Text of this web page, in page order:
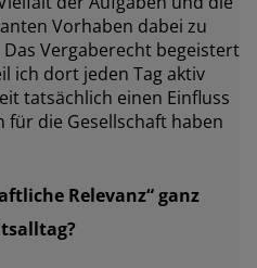
Vorhaben dabei zu
Vergaberecht begeistert
ich dort jeden Tag aktiv
tatsächlich einen Einfluss
für die Gesellschaft haben
Relevanz“ ganz